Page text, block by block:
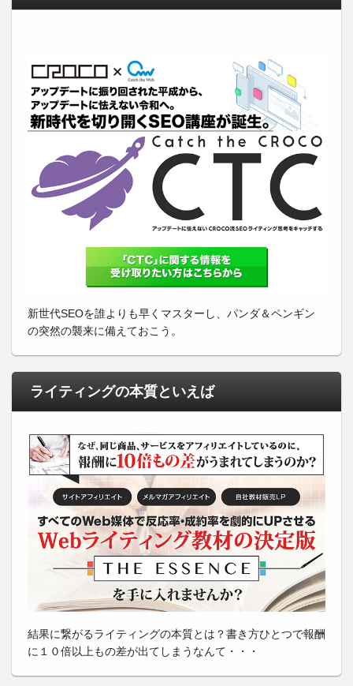
新世代SEOを誰よりも早くマスターし、パンダ＆ペンギン
の突然の襲来に備えておこう。
ライティングの本質といえば
結果に繋がるライティングの本質とは？書き方ひとつで報酬
に１０倍以上もの差が出てしまうなんて・・・